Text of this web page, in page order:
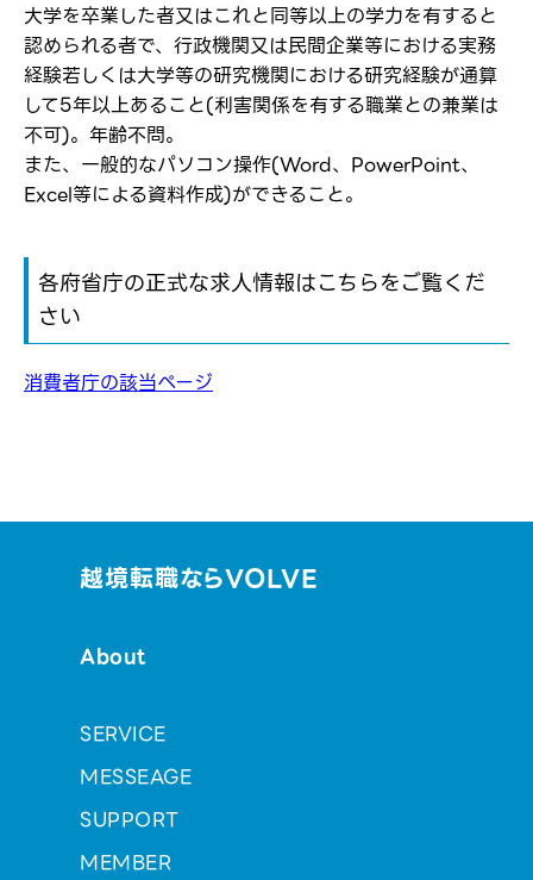
大学を卒業した者又はこれと同等以上の学力を有すると
認められる者で、行政機関又は民間企業等における実務
経験若しくは大学等の研究機関における研究経験が通算
して5年以上あること(利害関係を有する職業との兼業は
不可)。年齢不問。
また、一般的なパソコン操作(Word、PowerPoint、
Excel等による資料作成)ができること。
各府省庁の正式な求人情報はこちらをご覧くだ
さい
消費者庁の該当ページ
越境転職ならVOLVE
About
SERVICE
MESSEAGE
SUPPORT
MEMBER